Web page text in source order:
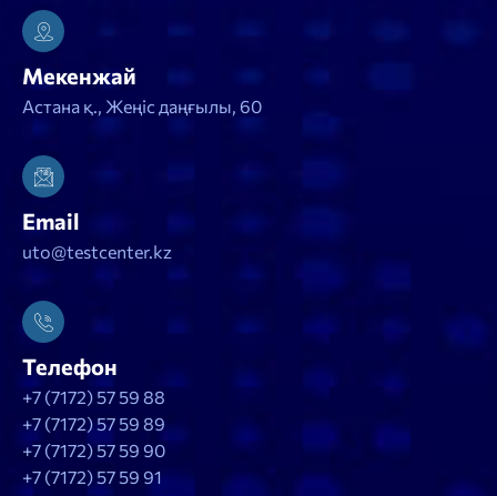
Мекенжай
Астана қ., Жеңіс даңғылы, 60
Email
uto@testcenter.kz
Телефон
+7 (7172) 57 59 88
+7 (7172) 57 59 89
+7 (7172) 57 59 90
+7 (7172) 57 59 91